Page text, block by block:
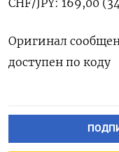
CHF/JPY: 169,00
Оригинал
доступен по коду